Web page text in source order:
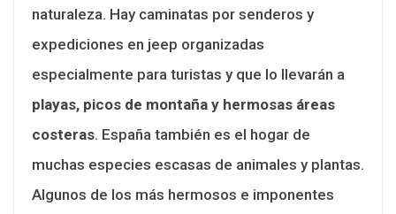
naturaleza. Hay caminatas por senderos y
expediciones en jeep organizadas
especialmente para turistas y que lo llevarán a
playas, picos de montaña y hermosas áreas
costeras. España también es el hogar de
muchas especies escasas de animales y plantas.
Algunos de los más hermosos e imponentes